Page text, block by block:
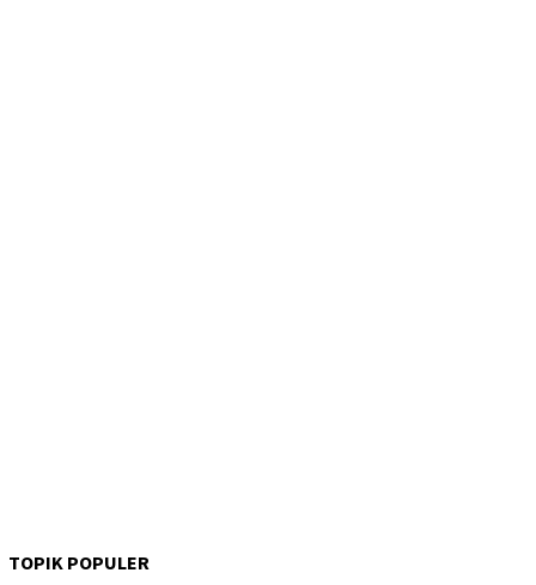
TOPIK POPULER